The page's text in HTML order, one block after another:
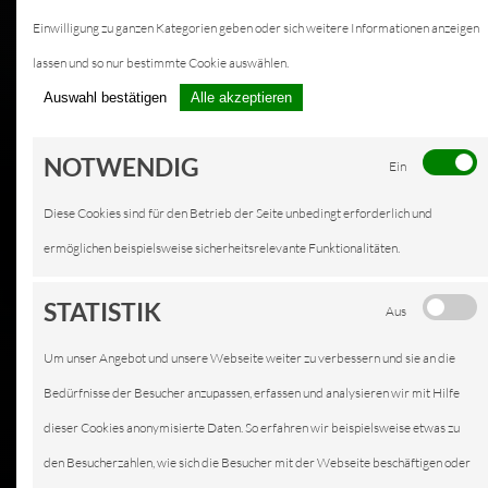
Einwilligung zu ganzen Kategorien geben oder sich weitere Informationen anzeigen
lassen und so nur bestimmte Cookie auswählen.
Auswahl bestätigen Alle akzeptieren
NOTWENDIG Ein
Diese Cookies sind für den Betrieb der Seite unbedingt erforderlich und
ermöglichen beispielsweise sicherheitsrelevante Funktionalitäten.
STATISTIK Aus
Um unser Angebot und unsere Webseite weiter zu verbessern und sie an die
Bedürfnisse der Besucher anzupassen, erfassen und analysieren wir mit Hilfe
dieser Cookies anonymisierte Daten. So erfahren wir beispielsweise etwas zu
den Besucherzahlen, wie sich die Besucher mit der Webseite beschäftigen oder